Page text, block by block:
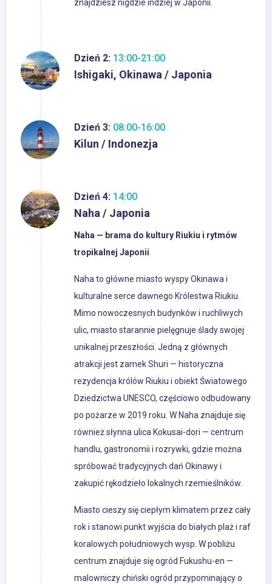
znajdziesz nigdzie indziej w Japonii.
Dzień 2: 13:00-21:00
Ishigaki, Okinawa / Japonia
Dzień 3: 08:00-16:00
Kilun / Indonezja
Dzień 4: 14:00
Naha / Japonia
Naha — brama do kultury Riukiu i rytmów
tropikalnej Japonii
Naha to główne miasto wyspy Okinawa i
kulturalne serce dawnego Królestwa Riukiu.
Mimo nowoczesnych budynków i ruchliwych
ulic, miasto starannie pielęgnuje ślady swojej
unikalnej przeszłości. Jedną z głównych
atrakcji jest zamek Shuri — historyczna
rezydencja królów Riukiu i obiekt Światowego
Dziedzictwa UNESCO, częściowo odbudowany
po pożarze w 2019 roku. W Naha znajduje się
również słynna ulica Kokusai-dori — centrum
handlu, gastronomii i rozrywki, gdzie można
spróbować tradycyjnych dań Okinawy i
zakupić rękodzieło lokalnych rzemieślników.
Miasto cieszy się ciepłym klimatem przez cały
rok i stanowi punkt wyjścia do białych plaż i raf
koralowych południowych wysp. W pobliżu
centrum znajduje się ogród Fukushu-en —
malowniczy chiński ogród przypominający o